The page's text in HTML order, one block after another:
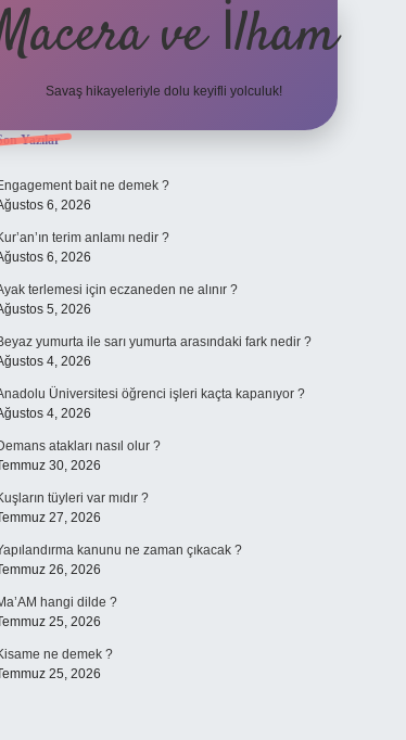
ve İlham
Savaş hikayeleriyle dolu keyifli yolculuk!
Yazılar
bait ne demek ?
6, 2026
terim anlamı nedir ?
6, 2026
terlemesi için eczaneden ne alınır ?
5, 2026
yumurta ile sarı yumurta arasındaki fark nedir ?
4, 2026
Üniversitesi öğrenci işleri kaçta kapanıyor ?
4, 2026
atakları nasıl olur ?
30, 2026
tüyleri var mıdır ?
27, 2026
kanunu ne zaman çıkacak ?
26, 2026
hangi dilde ?
25, 2026
ne demek ?
25, 2026